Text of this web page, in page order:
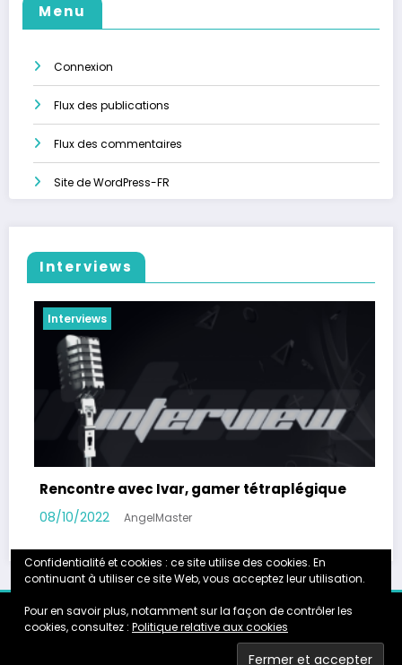
Menu
Connexion
Flux des publications
Flux des commentaires
Site de WordPress-FR
Interviews
Rencontre avec Artcyan, Graphiste 3D
08/03/2022
Accueil Calendrier Instagram Galerie
Partenariats
About
- Newscrunch - Magazine & Blog WordPress Thème
Confidentialité et cookies : ce site utilise des cookies. En
continuant à utiliser ce site Web, vous acceptez leur utilisation.
Pour en savoir plus, notamment sur la façon de contrôler les
cookies, consultez : Politique relative aux cookies